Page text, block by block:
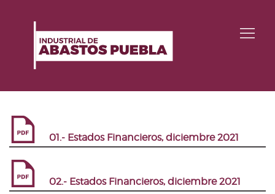
01.- Estados Financieros, diciembre 2021
02.- Estados Financieros, diciembre 2021